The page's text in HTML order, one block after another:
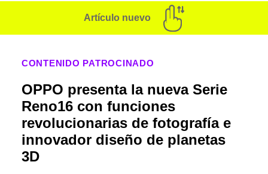
Artículo nuevo
CONTENIDO PATROCINADO
OPPO presenta la nueva Serie
Reno16 con funciones
revolucionarias de fotografía e
innovador diseño de planetas
3D